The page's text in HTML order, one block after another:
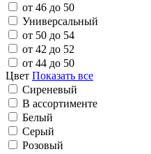
от 46 до 50
Универсальный
от 50 до 54
от 42 до 52
от 44 до 50
Цвет Показать все
Сиреневый
В ассортименте
Белый
Серый
Розовый